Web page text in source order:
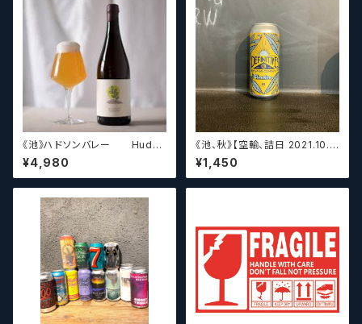
《池》ハドソンバレー Hudso
n Valley Blossom
¥4,980
《池、秋》【空輸、詰日 2021.10.2
6】ディフィニティブ エルスウェア
/ Definitive Elsewhere
¥1,450